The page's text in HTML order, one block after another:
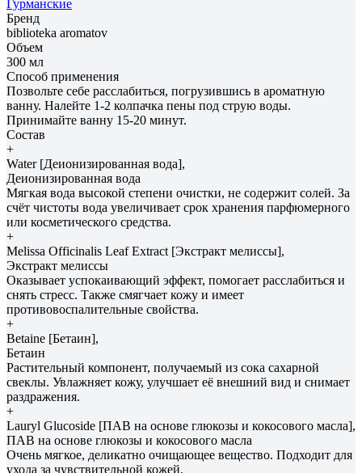
Гурманские
Бренд
biblioteka aromatov
Объем
300 мл
Способ применения
Позвольте себе расслабиться, погрузившись в ароматную
ванну. Налейте 1-2 колпачка пены под струю воды.
Принимайте ванну 15-20 минут.
Состав
+
Water [Деионизированная вода],
Деионизированная вода
Мягкая вода высокой степени очистки, не содержит солей. За
счёт чистоты вода увеличивает срок хранения парфюмерного
или косметического средства.
+
Melissa Officinalis Leaf Extract [Экстракт мелиссы],
Экстракт мелиссы
Оказывает успокаивающий эффект, помогает расслабиться и
снять стресс. Также смягчает кожу и имеет
противовоспалительные свойства.
+
Betaine [Бетаин],
Бетаин
Растительный компонент, получаемый из сока сахарной
свеклы. Увлажняет кожу, улучшает её внешний вид и снимает
раздражения.
+
Lauryl Glucoside [ПАВ на основе глюкозы и кокосового масла],
ПАВ на основе глюкозы и кокосового масла
Очень мягкое, деликатно очищающее вещество. Подходит для
ухода за чувствительной кожей.